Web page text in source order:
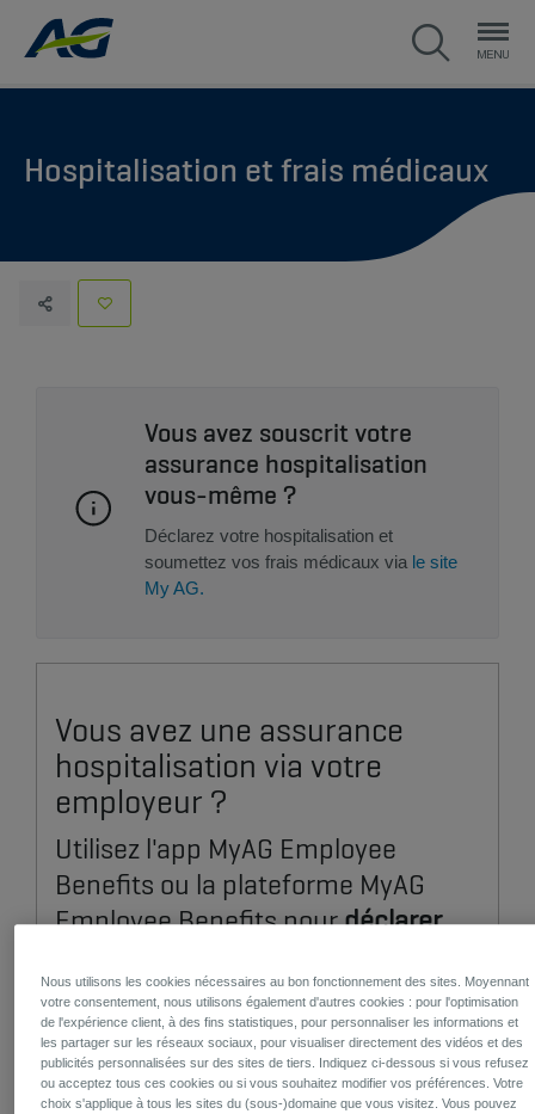
Hospitalisation et frais médicaux
Vous avez souscrit votre
assurance hospitalisation
vous-même ?
Déclarez votre hospitalisation et
soumettez vos frais médicaux via le site
My AG.
Vous avez une assurance
hospitalisation via votre
employeur ?
Utilisez l'app MyAG Employee
Benefits ou la plateforme MyAG
Employee Benefits pourdéclarer
vos frais médicaux.
Nous utilisons les cookies nécessaires au bon fonctionnement des sites. Moyennant
votre consentement, nous utilisons également d'autres cookies : pour l'optimisation
de l'expérience client, à des fins statistiques, pour personnaliser les informations et
les partager sur les réseaux sociaux, pour visualiser directement des vidéos et des
publicités personnalisées sur des sites de tiers. Indiquez ci-dessous si vous refusez
ou acceptez tous ces cookies ou si vous souhaitez modifier vos préférences. Votre
choix s'applique à tous les sites du (sous-)domaine que vous visitez. Vous pouvez